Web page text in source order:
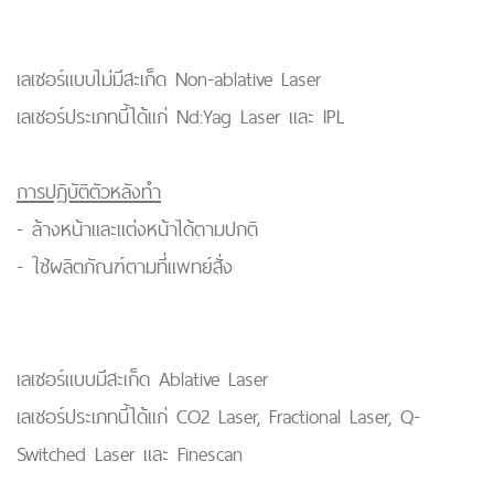
เลเซอร์แบบไม่มีสะเก็ด Non-ablative Laser
เลเซอร์ประเภทนี้ได้แก่ Nd:Yag Laser และ IPL
การปฏิบัติตัวหลังทำ
- ล้างหน้าและแต่งหน้าได้ตามปกติ
- ใช้ผลิตภัณฑ์ตามที่แพทย์สั่ง
เลเซอร์แบบมีสะเก็ด Ablative Laser
เลเซอร์ประเภทนี้ได้แก่ CO2 Laser, Fractional Laser, Q-
Switched Laser และ Finescan